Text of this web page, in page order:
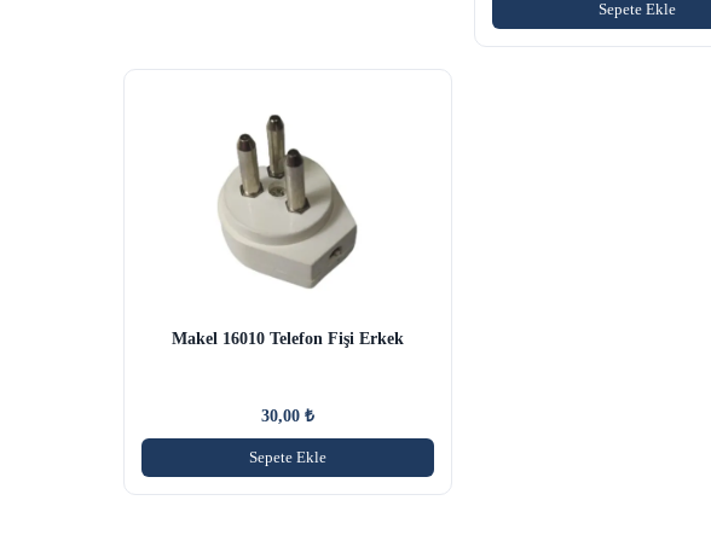
Sepete Ekle
Makel 16010 Telefon Fişi Erkek
30,00 ₺
Sepete Ekle